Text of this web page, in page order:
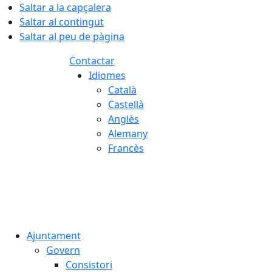
Saltar a la capçalera
Saltar al contingut
Saltar al peu de pàgina
Contactar
Idiomes
Català
Castellà
Anglès
Alemany
Francès
Ajuntament
Govern
Consistori